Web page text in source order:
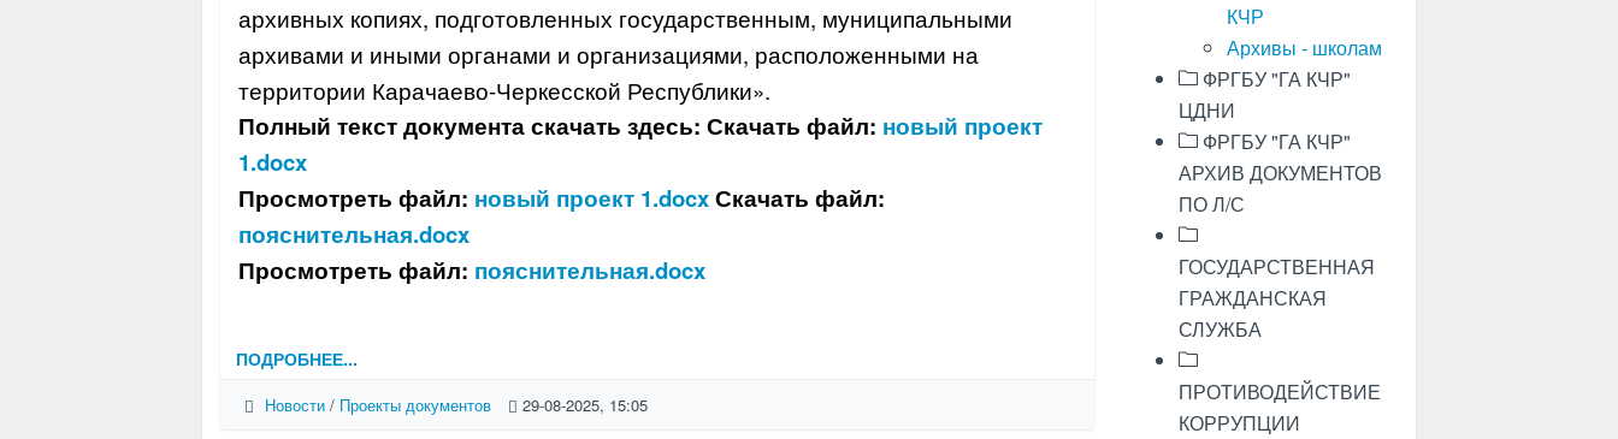
архивных копиях, подготовленных государственным, муниципальными
архивами и иными органами и организациями, расположенными на
территории Карачаево-Черкесской Республики».
Полный текст документа скачать здесь: Скачать файл: новый проект
1.docx
Просмотреть файл: новый проект 1.docxСкачать файл:
пояснительная.docx
Просмотреть файл: пояснительная.docx
ПОДРОБНЕЕ...
Новости / Проекты документов 29-08-2025, 15:05
КЧР
Архивы - школам
ФРГБУ "ГА КЧР"
ЦДНИ
ФРГБУ "ГА КЧР"
АРХИВ ДОКУМЕНТОВ
ПО Л/С
ГОСУДАРСТВЕННАЯ
ГРАЖДАНСКАЯ
СЛУЖБА
ПРОТИВОДЕЙСТВИЕ
КОРРУПЦИИ